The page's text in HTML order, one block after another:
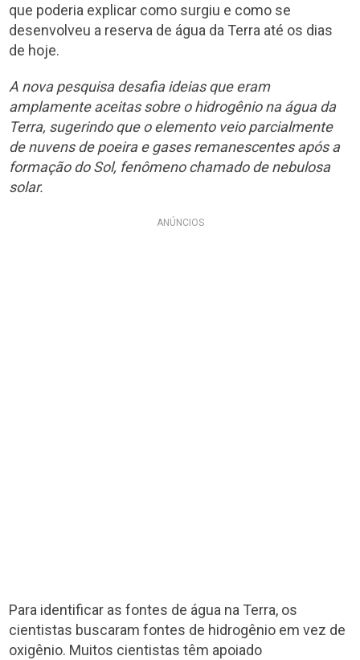
que poderia explicar como surgiu e como se
desenvolveu a reserva de água da Terra até os dias
de hoje.
A nova pesquisa desafia ideias que eram
amplamente aceitas sobre o hidrogênio na água da
Terra, sugerindo que o elemento veio parcialmente
de nuvens de poeira e gases remanescentes após a
formação do Sol, fenômeno chamado de nebulosa
solar.
ANÚNCIOS
Para identificar as fontes de água na Terra, os
cientistas buscaram fontes de hidrogênio em vez de
oxigênio. Muitos cientistas têm apoiado